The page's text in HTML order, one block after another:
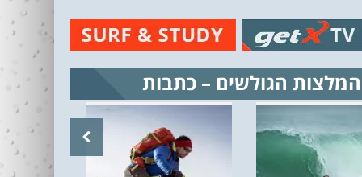
המלצות הגולשים – כתבות